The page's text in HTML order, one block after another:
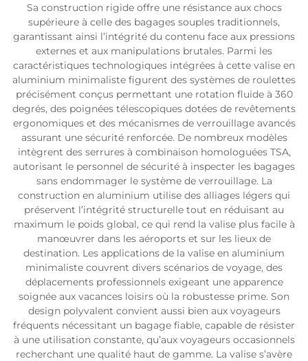
Sa construction rigide offre une résistance aux chocs
supérieure à celle des bagages souples traditionnels,
garantissant ainsi l’intégrité du contenu face aux pressions
externes et aux manipulations brutales. Parmi les
caractéristiques technologiques intégrées à cette valise en
aluminium minimaliste figurent des systèmes de roulettes
précisément conçus permettant une rotation fluide à 360
degrés, des poignées télescopiques dotées de revêtements
ergonomiques et des mécanismes de verrouillage avancés
assurant une sécurité renforcée. De nombreux modèles
intègrent des serrures à combinaison homologuées TSA,
autorisant le personnel de sécurité à inspecter les bagages
sans endommager le système de verrouillage. La
construction en aluminium utilise des alliages légers qui
préservent l’intégrité structurelle tout en réduisant au
maximum le poids global, ce qui rend la valise plus facile à
manœuvrer dans les aéroports et sur les lieux de
destination. Les applications de la valise en aluminium
minimaliste couvrent divers scénarios de voyage, des
déplacements professionnels exigeant une apparence
soignée aux vacances loisirs où la robustesse prime. Son
design polyvalent convient aussi bien aux voyageurs
fréquents nécessitant un bagage fiable, capable de résister
à une utilisation constante, qu’aux voyageurs occasionnels
recherchant une qualité haut de gamme. La valise s’avère